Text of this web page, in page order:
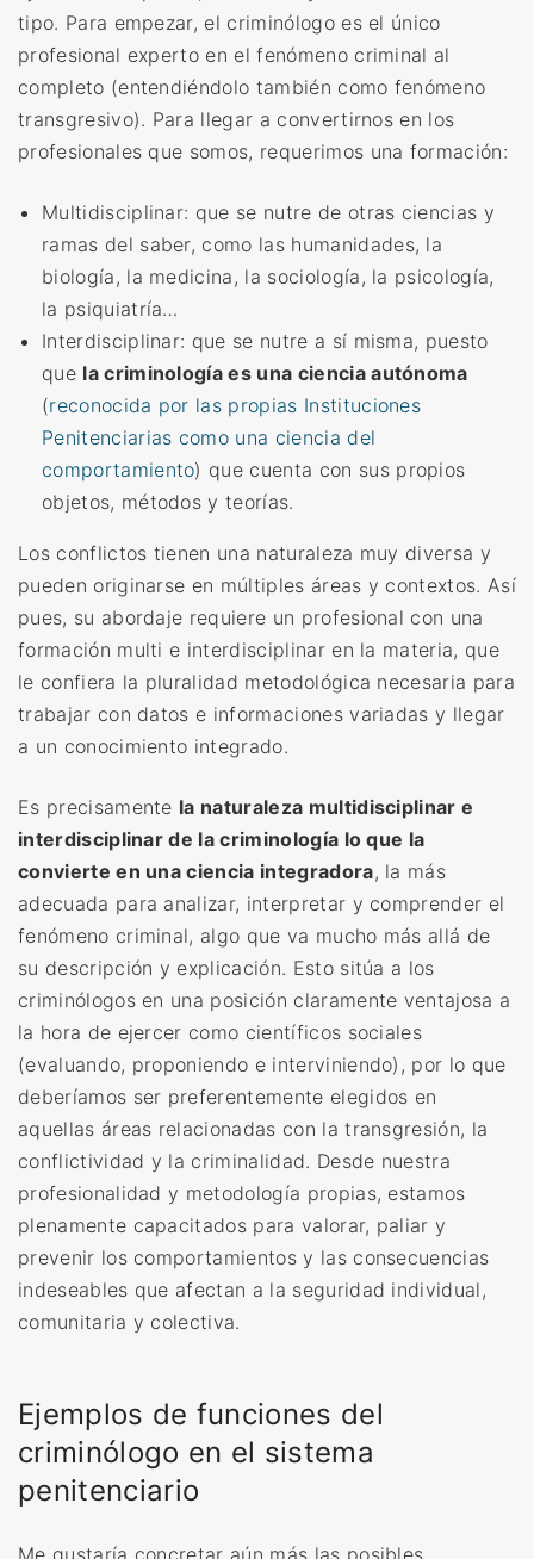
tipo. Para empezar, el criminólogo es el único
profesional experto en el fenómeno criminal al
completo (entendiéndolo también como fenómeno
transgresivo). Para llegar a convertirnos en los
profesionales que somos, requerimos una formación:
Multidisciplinar: que se nutre de otras ciencias y
ramas del saber, como las humanidades, la
biología, la medicina, la sociología, la psicología,
la psiquiatría…
Interdisciplinar: que se nutre a sí misma, puesto
que la criminología es una ciencia autónoma
(reconocida por las propias Instituciones
Penitenciarias como una ciencia del
comportamiento) que cuenta con sus propios
objetos, métodos y teorías.
Los conflictos tienen una naturaleza muy diversa y
pueden originarse en múltiples áreas y contextos. Así
pues, su abordaje requiere un profesional con una
formación multi e interdisciplinar en la materia, que
le confiera la pluralidad metodológica necesaria para
trabajar con datos e informaciones variadas y llegar
a un conocimiento integrado.
Es precisamente la naturaleza multidisciplinar e
interdisciplinar de la criminología lo que la
convierte en una ciencia integradora, la más
adecuada para analizar, interpretar y comprender el
fenómeno criminal, algo que va mucho más allá de
su descripción y explicación. Esto sitúa a los
criminólogos en una posición claramente ventajosa a
la hora de ejercer como científicos sociales
(evaluando, proponiendo e interviniendo), por lo que
deberíamos ser preferentemente elegidos en
aquellas áreas relacionadas con la transgresión, la
conflictividad y la criminalidad. Desde nuestra
profesionalidad y metodología propias, estamos
plenamente capacitados para valorar, paliar y
prevenir los comportamientos y las consecuencias
indeseables que afectan a la seguridad individual,
comunitaria y colectiva.
Ejemplos de funciones del
criminólogo en el sistema
penitenciario